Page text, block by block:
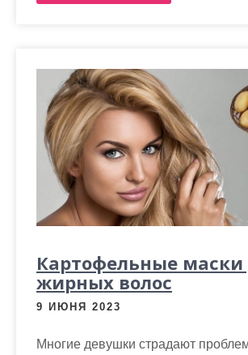
Картофельные маски
жирных волос
9 ИЮНЯ 2023
Многие девушки страдают